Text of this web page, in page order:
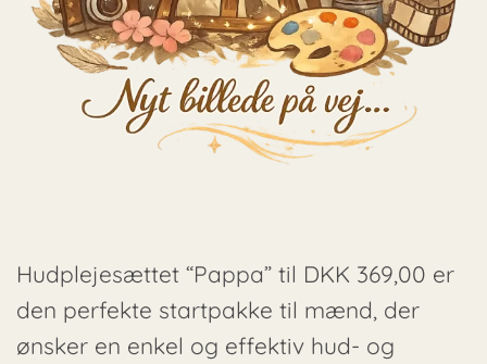
Hudplejesættet “Pappa” til DKK 369,00 er
den perfekte startpakke til mænd, der
ønsker en enkel og effektiv hud- og